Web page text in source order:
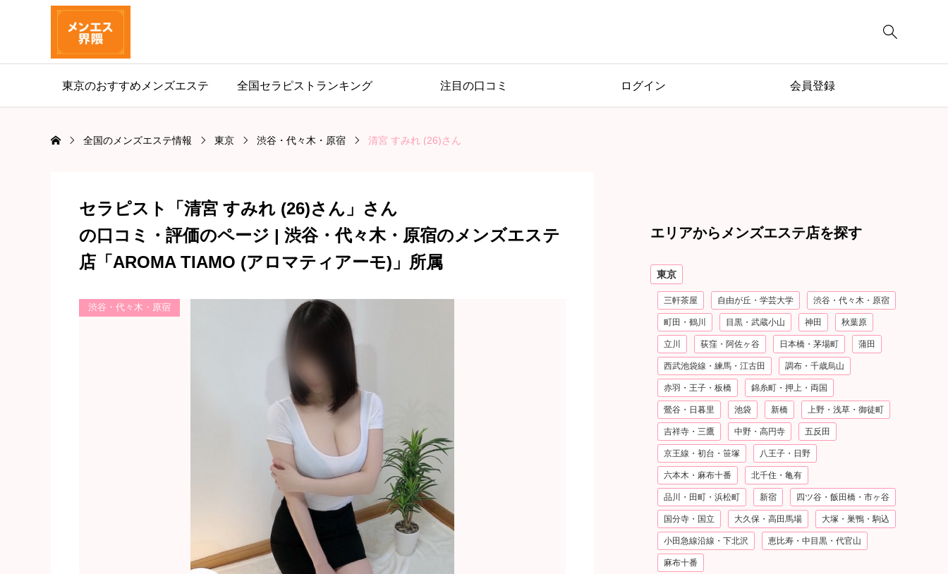

東京のおすすめメンズエステ 全国セラピストランキング 注目の口コミ ログイン 会員登録
全国のメンズエステ情報 東京 渋谷・代々木・原宿 清宮 すみれ (26)さん
セラピスト「清宮 すみれ (26)さん」さん
の口コミ・評価のページ | 渋谷・代々木・原宿のメンズエステ
店「AROMA TIAMO (アロマティアーモ)」所属
渋谷・代々木・原宿
エリアからメンズエステ店を探す
東京
三軒茶屋 自由が丘・学芸大学 渋谷・代々木・原宿
町田・鶴川 目黒・武蔵小山 神田 秋葉原
立川 荻窪・阿佐ヶ谷 日本橋・茅場町 蒲田
西武池袋線・練馬・江古田 調布・千歳烏山
赤羽・王子・板橋 錦糸町・押上・両国
鶯谷・日暮里 池袋 新橋 上野・浅草・御徒町
吉祥寺・三鷹 中野・高円寺 五反田
京王線・初台・笹塚 八王子・日野
六本木・麻布十番 北千住・亀有
品川・田町・浜松町 新宿 四ツ谷・飯田橋・市ヶ谷
国分寺・国立 大久保・高田馬場 大塚・巣鴨・駒込
小田急線沿線・下北沢 恵比寿・中目黒・代官山
麻布十番